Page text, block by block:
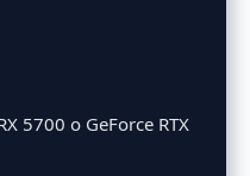
5700 o GeForce RTX